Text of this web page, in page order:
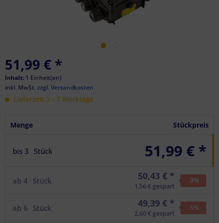
51,99 € *
Inhalt: 1 Einheit(en)
inkl. MwSt. zzgl. Versandkosten
Lieferzeit 3 - 7 Werktage
Menge Stückpreis
bis 3 Stück 51,99 € *
ab 4 Stück 50,43 € *
1,56 € gespart
-3%
ab 6 Stück 49,39 € *
2,60 € gespart
-5%